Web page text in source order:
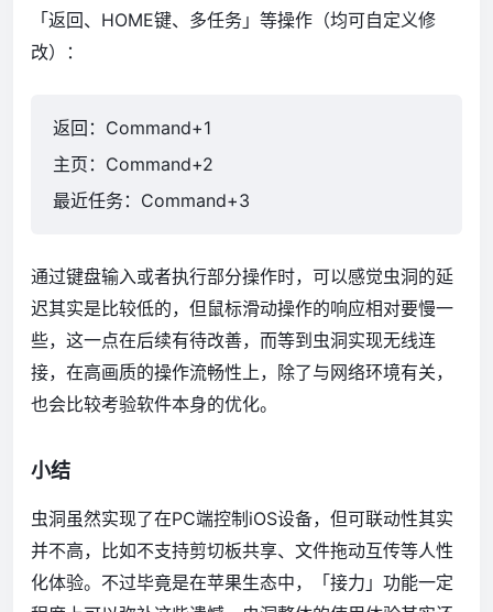
「返回、HOME键、多任务」等操作（均可自定义修
改）：
返回：Command+1
主页：Command+2
最近任务：Command+3
通过键盘输入或者执行部分操作时，可以感觉虫洞的延
迟其实是比较低的，但鼠标滑动操作的响应相对要慢一
些，这一点在后续有待改善，而等到虫洞实现无线连
接，在高画质的操作流畅性上，除了与网络环境有关，
也会比较考验软件本身的优化。
小结
虫洞虽然实现了在PC端控制iOS设备，但可联动性其实
并不高，比如不支持剪切板共享、文件拖动互传等人性
化体验。不过毕竟是在苹果生态中，「接力」功能一定